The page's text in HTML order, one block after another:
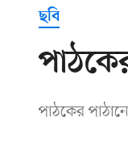
ছবি
পাঠকের